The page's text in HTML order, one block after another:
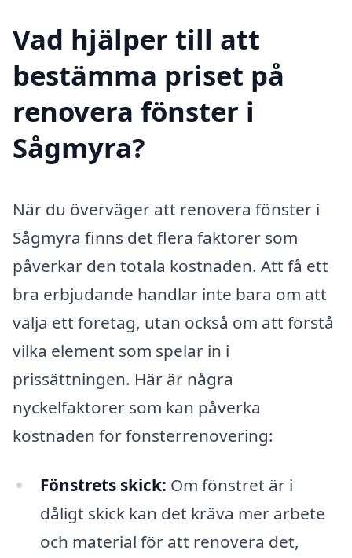
Vad hjälper till att
bestämma priset på
renovera fönster i
Sågmyra?
När du överväger att renovera fönster i
Sågmyra finns det flera faktorer som
påverkar den totala kostnaden. Att få ett
bra erbjudande handlar inte bara om att
välja ett företag, utan också om att förstå
vilka element som spelar in i
prissättningen. Här är några
nyckelfaktorer som kan påverka
kostnaden för fönsterrenovering:
Fönstrets skick: Om fönstret är i
dåligt skick kan det kräva mer arbete
och material för att renovera det,